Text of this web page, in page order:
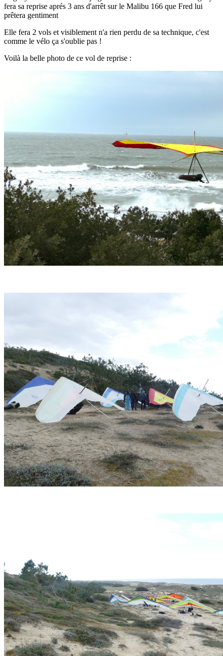
fera sa reprise aprés 3 ans d'arrêt sur le Malibu 166 que Fred lui
prêtera gentiment
Elle fera 2 vols et visiblement n'a rien perdu de sa technique, c'est
comme le vélo ça s'oublie pas !
Voilà la belle photo de ce vol de reprise :